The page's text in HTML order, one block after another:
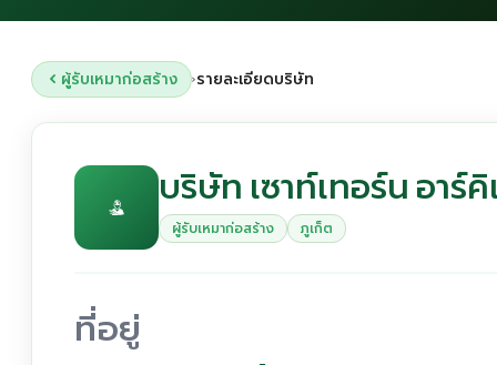
ผู้รับเหมาก่อสร้าง ›รายละเอียดบริษัท
บริษัท เซาท์เทอร์น อา
ผู้รับเหมาก่อสร้าง ภูเก็ต
ที่อยู่